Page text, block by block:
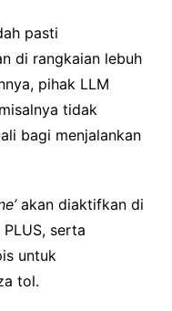
pasti
di rangkaian lebuh
pihak LLM
tidak
bagi menjalankan
akan diaktifkan di
serta
untuk
tol.